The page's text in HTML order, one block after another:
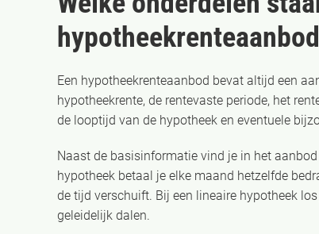
Een hypotheekrenteaanbod bevat altijd een
hypotheekrente, de rentevaste periode, het
de looptijd van de hypotheek en eventuele
Naast de basisinformatie vind je in het
hypotheek betaal je elke maand hetzelfde
de tijd verschuift. Bij een lineaire hypotheek
geleidelijk dalen.